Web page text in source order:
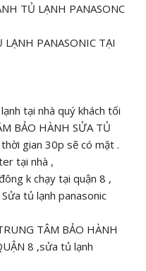
TỦ LẠNH PANASONC
PANASONIC TẠI
tại nhà quý khách tối
BẢO HÀNH SỬA TỦ
gian 30p sẽ có mặt .
tại nhà ,
k chạy tại quận 8 ,
tủ lạnh panasonic
TÂM BẢO HÀNH
8 ,sửa tủ lạnh